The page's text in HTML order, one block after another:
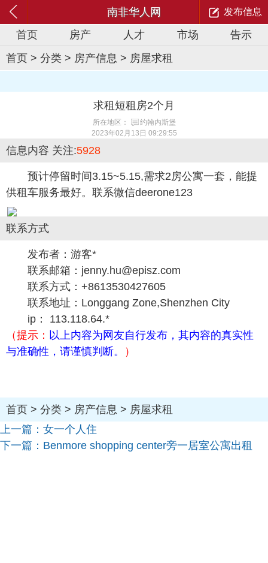
南非华人网 发布信息
首页 房产 人才 市场
告示
首页 > 分类 > 房产信息 > 房屋求租
求租短租房2个月
所在地区：
约翰内斯堡
2023年02月13日 09:29:55
信息内容 关注:5928
预计停留时间3.15~5.15,需求2房公寓一套，能提
供租车服务最好。联系微信deerone123
联系方式
发布者：游客*
联系邮箱：jenny.hu@episz.com
联系方式：+8613530427605
联系地址：Longgang Zone,Shenzhen City
ip： 113.118.64.*
（提示： 以上内容为网友自行发布，其内容的真实性
与准确性，请谨慎判断。
）
首页 > 分类 > 房产信息 > 房屋求租
上一篇： 女一个人住
下一篇： Benmore shopping center旁一居室公寓出租